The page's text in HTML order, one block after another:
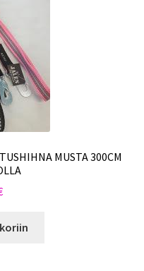
MUSTA 300CM